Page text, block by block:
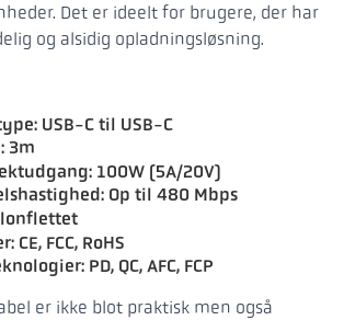
Det er ideelt for brugere, der har
og alsidig opladningsløsning.
USB-C til USB-C
3m
100W (5A/20V)
Op til 480 Mbps
FCC, RoHS
PD, QC, AFC, FCP
er ikke blot praktisk men også